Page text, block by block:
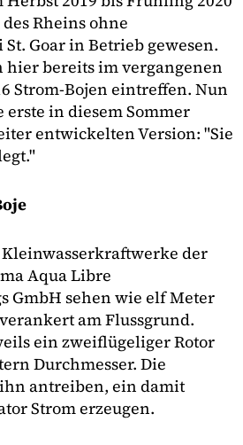
Rheins ohne
Goar in Betrieb gewesen.
bereits im vergangenen
Strom-Bojen eintreffen. Nun
in diesem Sommer
entwickelten Version: "Sie
der
Aqua Libre
GmbH sehen wie elf Meter
am Flussgrund.
ein zweiflügeliger Rotor
Durchmesser. Die
antreiben, ein damit
Strom erzeugen.